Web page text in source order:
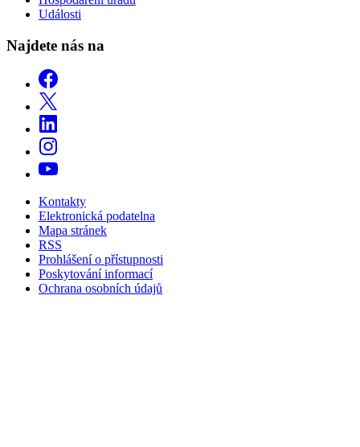
Události
Najdete nás na
Kontakty
Elektronická podatelna
Mapa stránek
RSS
Prohlášení o přístupnosti
Poskytování informací
Ochrana osobních údajů